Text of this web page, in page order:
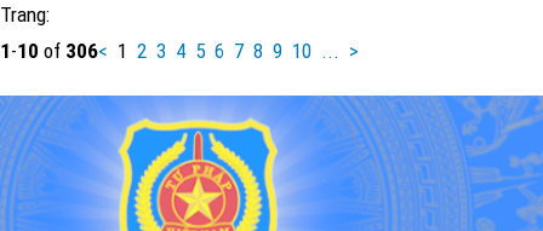
Trang:
1-10 of 306< 1 2 3 4 5 6 7 8 9 10 ... >